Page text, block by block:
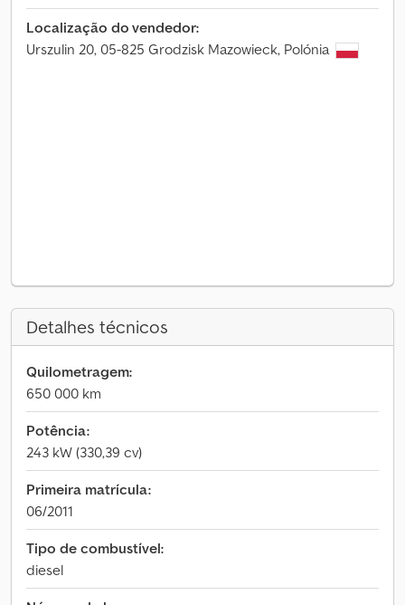
Localização do vendedor:
Urszulin 20, 05-825 Grodzisk Mazowieck, Polónia
Detalhes técnicos
Quilometragem:
650 000 km
Potência:
243 kW (330,39 cv)
Primeira matrícula:
06/2011
Tipo de combustível:
diesel